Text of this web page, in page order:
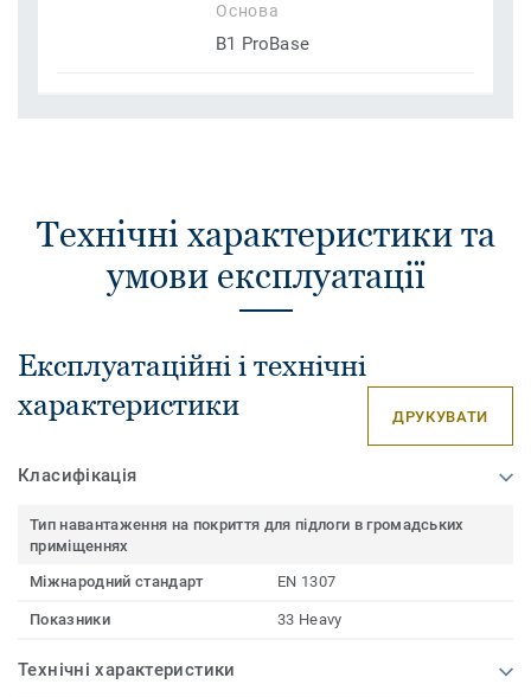
Основа
B1 ProBase
Технічні характеристики та
умови експлуатації
Експлуатаційні і технічні
характеристики
ДРУКУВАТИ
Класифікація
Тип навантаження на покриття для підлоги в громадських
приміщеннях
Міжнародний стандарт
EN 1307
Показники 33 Heavy
Технічні характеристики